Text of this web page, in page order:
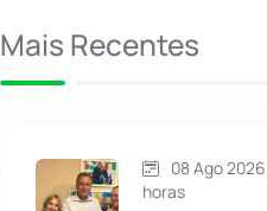
Caculé
Caetité
Mais Recentes
08 Ago
horas